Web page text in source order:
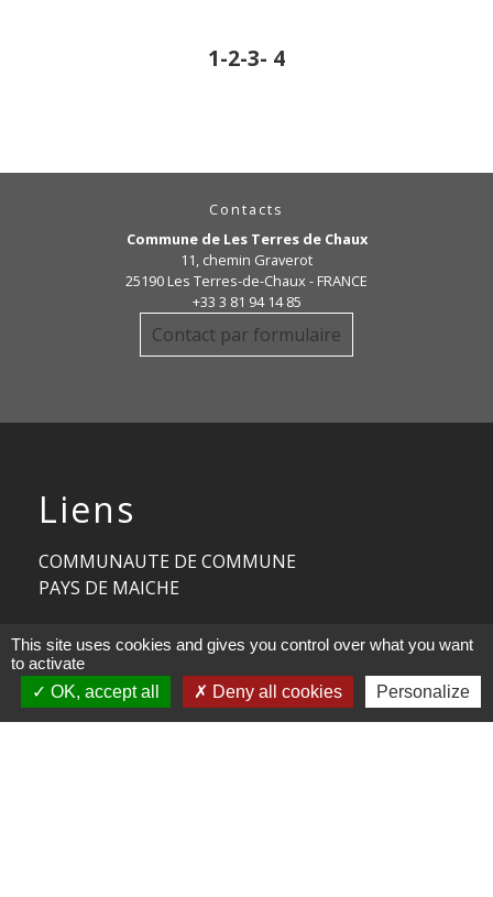
1-2-3- 4
Contacts
Commune de Les Terres de Chaux
11, chemin Graverot
25190 Les Terres-de-Chaux - FRANCE
+33 3 81 94 14 85
Contact par formulaire
Liens
COMMUNAUTE DE COMMUNE
PAYS DE MAICHE
LES TERRES DE CHAUX
DEMARCHES EN LIGNE
This site uses cookies and gives you control over what you want
to activate
OK, accept all
Deny all cookies Personalize